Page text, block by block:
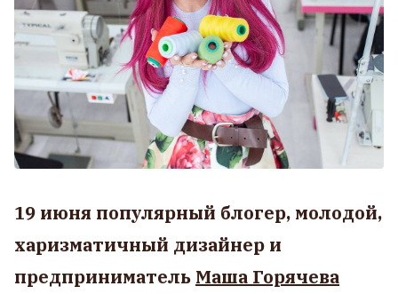
19 июня популярный блогер, молодой,
харизматичный дизайнер и
предприниматель Маша Горячева